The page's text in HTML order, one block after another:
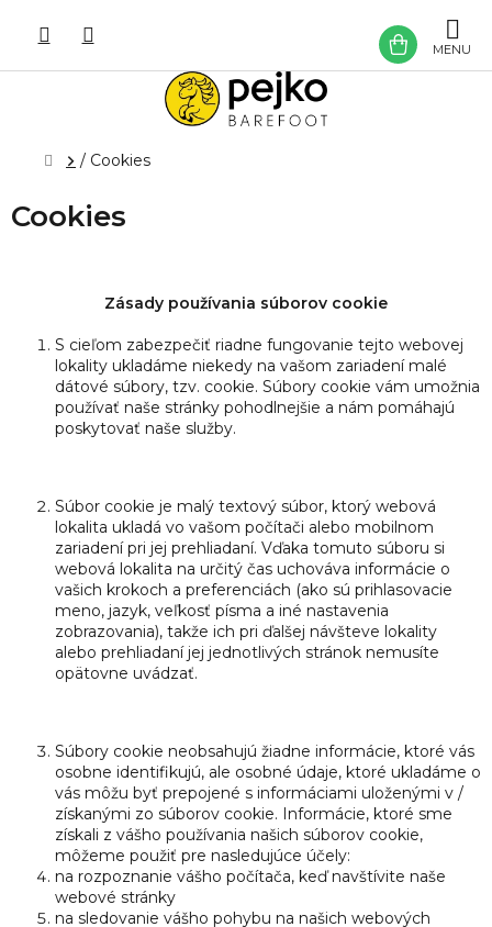
obsah
Domov
/ Cookies
Cookies
Zásady používania súborov cookie
S cieľom zabezpečiť riadne fungovanie tejto webovej
lokality ukladáme niekedy na vašom zariadení malé
dátové súbory, tzv. cookie. Súbory cookie vám umožnia
používať naše stránky pohodlnejšie a nám pomáhajú
poskytovať naše služby.
Súbor cookie je malý textový súbor, ktorý webová
lokalita ukladá vo vašom počítači alebo mobilnom
zariadení pri jej prehliadaní. Vďaka tomuto súboru si
webová lokalita na určitý čas uchováva informácie o
vašich krokoch a preferenciách (ako sú prihlasovacie
meno, jazyk, veľkosť písma a iné nastavenia
zobrazovania), takže ich pri ďalšej návšteve lokality
alebo prehliadaní jej jednotlivých stránok nemusíte
opätovne uvádzať.
Súbory cookie neobsahujú žiadne informácie, ktoré vás
osobne identifikujú, ale osobné údaje, ktoré ukladáme o
vás môžu byť prepojené s informáciami uloženými v /
získanými zo súborov cookie. Informácie, ktoré sme
získali z vášho používania našich súborov cookie,
môžeme použiť pre nasledujúce účely:
na rozpoznanie vášho počítača, keď navštívite naše
webové stránky
na sledovanie vášho pohybu na našich webových